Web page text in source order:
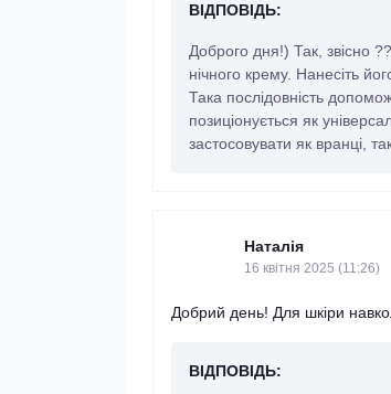
ВІДПОВІДЬ:
Доброго дня!) Так, звісно
нічного крему. Нанесіть
Така послідовність
позиціонується як
застосовувати як вранці,
Наталія
16 квітня 2025 (11:26)
Добрий день! Для шкіри
ВІДПОВІДЬ: